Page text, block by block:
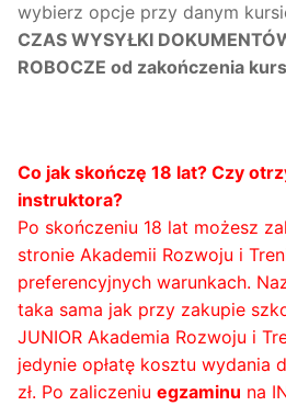
wybierz opcje przy danym
CZAS WYSYŁKI
ROBOCZE od zakończenia
Co jak skończę 18 lat? Czy
instruktora?
Po skończeniu 18 lat możesz
stronie Akademii Rozwoju i
preferencyjnych warunkach.
taka sama jak przy zakupie
JUNIOR Akademia Rozwoju i
jedynie opłatę kosztu wydania
zł. Po zaliczeniu egzaminu na